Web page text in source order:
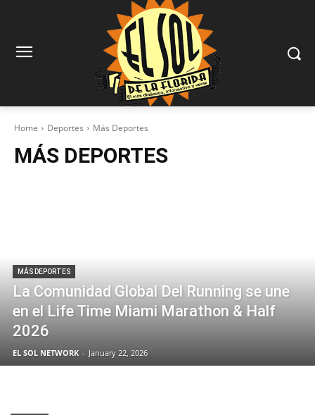
Home Deportes Más Deportes
MÁS DEPORTES
MÁS DEPORTES
La Comunidad Global Del Running se une
en el Life Time Miami Marathon & Half
2026
EL SOL NETWORK - January 22, 2026